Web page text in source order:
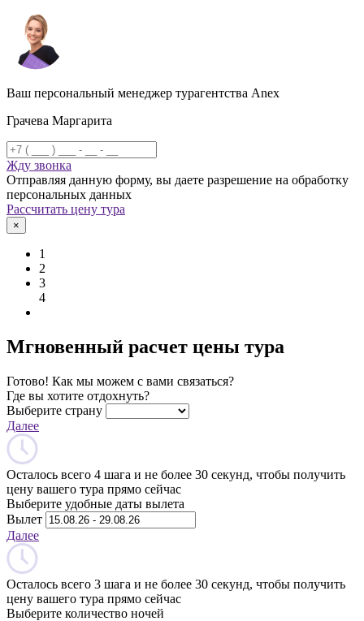
Ваш персональный менеджер турагентства Anex
Грачева Маргарита
Жду звонка
Отправляя данную форму, вы даете разрешение на обработку
персональных данных
Рассчитать цену тура
×
1
2
3
4
Мгновенный расчет цены тура
Готово! Как мы можем с вами связаться?
Где вы хотите отдохнуть?
Выберите страну
Далее
Осталось всего 4 шага и не более 30 секунд, чтобы получить
цену вашего тура прямо сейчас
Выберите удобные даты вылета
Вылет
Далее
Осталось всего 3 шага и не более 30 секунд, чтобы получить
цену вашего тура прямо сейчас
Выберите количество ночей